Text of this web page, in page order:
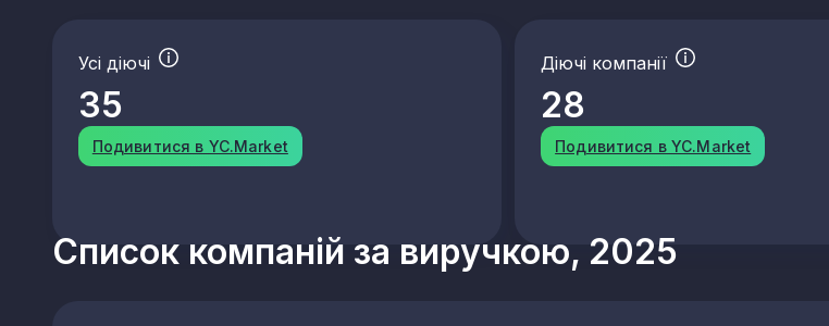
Усі діючі
35
Подивитися в YC.Market
Діючі компанії
28
Подивитися в YC.Market
Список компаній за виручкою, 2025